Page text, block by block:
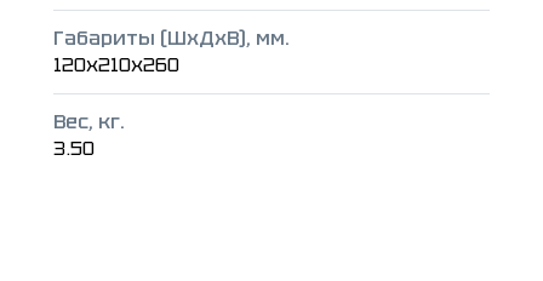
Габариты (ШxДxВ), мм.
120x210x260
Вес, кг.
3.50